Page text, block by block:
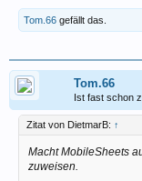
Tom.66 gefällt das.
Tom.66
Ist fast schon
Zitat von DietmarB: ↑
Macht MobileSheets
zuweisen.